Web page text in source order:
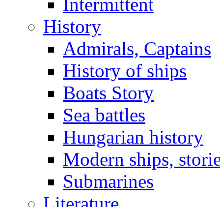
History
Admirals, Captains
History of ships
Boats Story
Sea battles
Hungarian history
Modern ships,
Submarines